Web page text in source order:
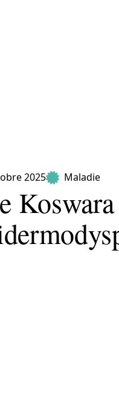
2025 Maladie